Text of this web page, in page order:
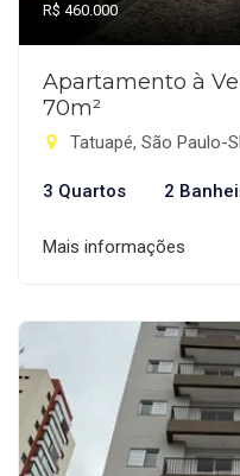
R$ 460.000
Apartamento à
70m²
Tatuapé, São Paulo-
3 Quartos 2
Mais informações